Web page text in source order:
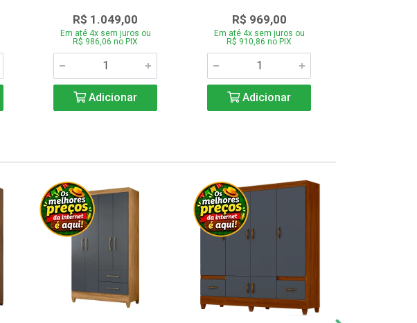
R$ 1.049,00
Em até 4x sem juros ou
R$ 986,06 no PIX
Adicionar
R$ 969,00
Em até 4x sem juros ou
R$ 910,86 no PIX
Adicionar